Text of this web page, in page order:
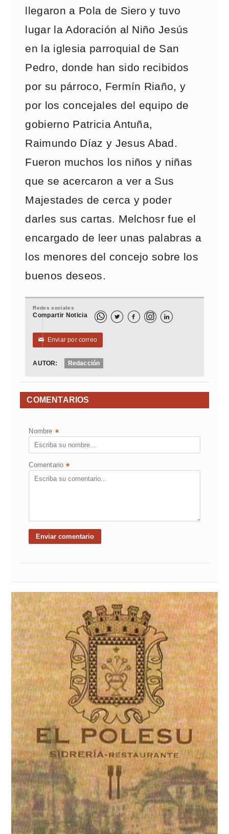
llegaron a Pola de Siero y tuvo
lugar la Adoración al Niño Jesús
en la iglesia parroquial de San
Pedro, donde han sido recibidos
por su párroco, Fermín Riaño, y
por los concejales del equipo de
gobierno Patricia Antuña,
Raimundo Díaz y Jesus Abad.
Fueron muchos los niños y niñas
que se acercaron a ver a Sus
Majestades de cerca y poder
darles sus cartas. Melchosr fue el
encargado de leer unas palabras a
los menores del concejo sobre los
buenos deseos.
Redes sociales
Compartir Noticia   
✉ Enviar por correo
AUTOR: Redacción
COMENTARIOS
Nombre *
Comentario *